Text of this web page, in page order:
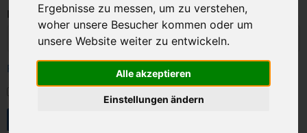
Ergebnisse zu messen, um zu verstehen,
woher unsere Besucher kommen oder um
unsere Website weiter zu entwickeln.
Alle akzeptieren
Einstellungen ändern
Passwort:
Passwort vergessen